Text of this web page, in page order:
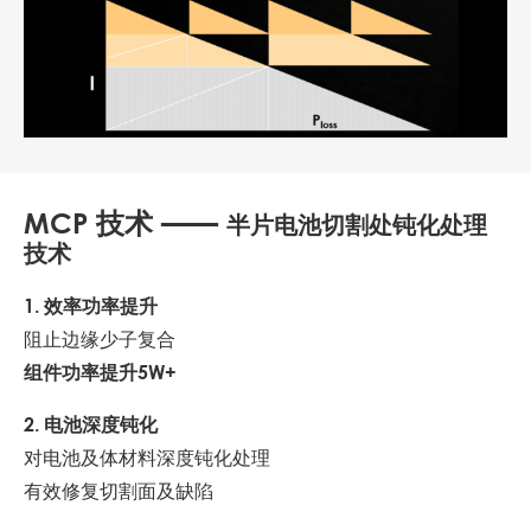
MCP 技术 —— 半片电池切割处钝化处理
技术
1. 效率功率提升
阻止边缘少子复合
组件功率提升5W+
2. 电池深度钝化
对电池及体材料深度钝化处理
有效修复切割面及缺陷